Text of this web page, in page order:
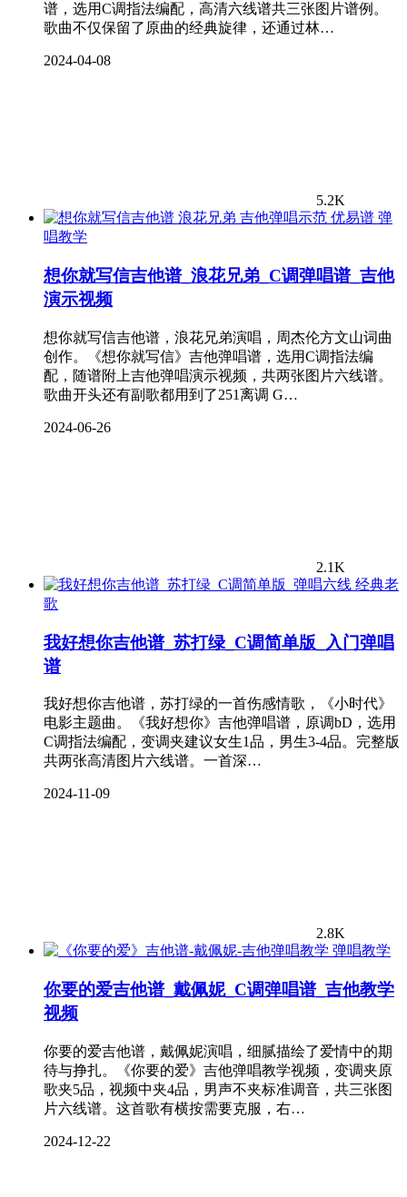
谱，选用C调指法编配，高清六线谱共三张图片谱例。
歌曲不仅保留了原曲的经典旋律，还通过林…
2024-04-08
5.2K
弹
唱教学
想你就写信吉他谱_浪花兄弟_C调弹唱谱_吉他
演示视频
想你就写信吉他谱，浪花兄弟演唱，周杰伦方文山词曲
创作。《想你就写信》吉他弹唱谱，选用C调指法编
配，随谱附上吉他弹唱演示视频，共两张图片六线谱。
歌曲开头还有副歌都用到了251离调 G…
2024-06-26
2.1K
经典老
歌
我好想你吉他谱_苏打绿_C调简单版_入门弹唱
谱
我好想你吉他谱，苏打绿的一首伤感情歌，《小时代》
电影主题曲。《我好想你》吉他弹唱谱，原调bD，选用
C调指法编配，变调夹建议女生1品，男生3-4品。完整版
共两张高清图片六线谱。一首深…
2024-11-09
2.8K
弹唱教学
你要的爱吉他谱_戴佩妮_C调弹唱谱_吉他教学
视频
你要的爱吉他谱，戴佩妮演唱，细腻描绘了爱情中的期
待与挣扎。《你要的爱》吉他弹唱教学视频，变调夹原
歌夹5品，视频中夹4品，男声不夹标准调音，共三张图
片六线谱。这首歌有横按需要克服，右…
2024-12-22